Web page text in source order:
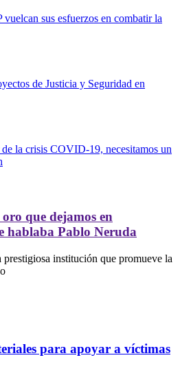
sus esfuerzos en combatir la
de Justicia y Seguridad en
de la crisis COVID-19, necesitamos un
que dejamos en
hablaba Pablo Neruda
institución que promueve la
para apoyar a víctimas